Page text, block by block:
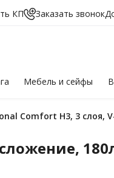
КП Заказать звонок
Мебельи сейфы
Comfort H3, 3 слоя,